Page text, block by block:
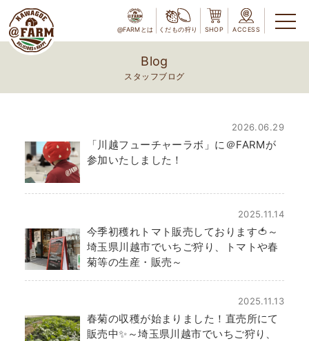
@FARMとは くだもの狩り SHOP ACCESS
Blog
スタッフブログ
2026.06.29
「川越フューチャーラボ」に＠FARMが
参加いたしました！
2025.11.14
今季初穫れトマト販売しております🍅～
埼玉県川越市でいちご狩り、トマトや春
菊等の生産・販売～
2025.11.13
春菊の収穫が始まりました！直売所にて
販売中✨～埼玉県川越市でいちご狩り、